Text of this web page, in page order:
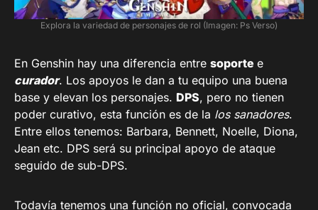
Explora la variedad de personajes de rol (Imagen: Ps Verso)
En Genshin hay una diferencia entre soporte e
curador. Los apoyos le dan a tu equipo una buena
base y elevan los personajes. DPS, pero no tienen
poder curativo, esta función es de la los sanadores.
Entre ellos tenemos: Barbara, Bennett, Noelle, Diona,
Jean etc. DPS será su principal apoyo de ataque
seguido de sub-DPS.
Todavía tenemos una función no oficial, convocada